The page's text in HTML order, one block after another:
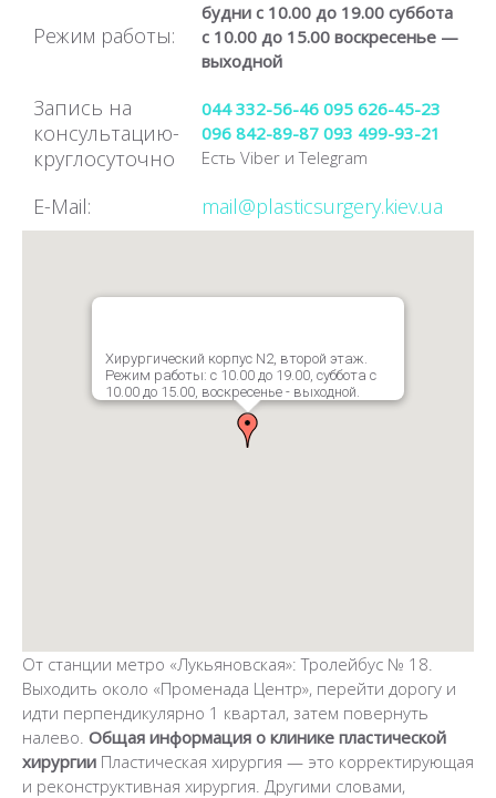
Режим работы:
будни с 10.00 до 19.00 суббота
с 10.00 до 15.00 воскресенье —
выходной
Запись на
консультацию-
круглосуточно
044 332-56-46 095 626-45-23
096 842-89-87 093 499-93-21
Есть Viber и Telegram
E-Mail: mail@plasticsurgery.kiev.ua
Хирургический корпус N2, второй этаж.
Режим работы: с 10.00 до 19.00, суббота с
10.00 до 15.00, воскресенье - выходной.
От станции метро «Лукьяновская»: Тролейбус № 18.
Выходить около «Променада Центр», перейти дорогу и
идти перпендикулярно 1 квартал, затем повернуть
налево. Общая информация о клинике пластической
хирургии Пластическая хирургия — это корректирующая
и реконструктивная хирургия. Другими словами,